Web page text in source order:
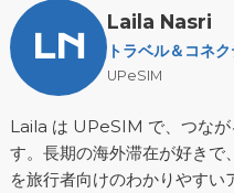
LN
Laila Nasri
トラベル＆コネ
UPeSIM
Laila は UPeSIM で、つなが
す。長期の海外滞在が好き
を旅行者向けのわかりやすい